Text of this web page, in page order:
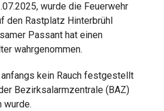
wurde die Feuerwehr
den Rastplatz Hinterbrühl
Passant hat einen
wahrgenommen.
kein Rauch festgestellt
Bezirksalarmzentrale (BAZ)
wurde.